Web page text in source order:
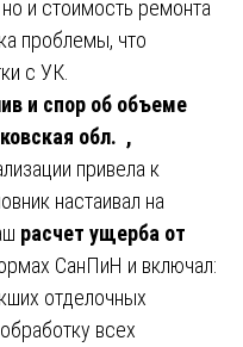
и стоимость ремонта
проблемы, что
с УК.
и спор об объеме
обл. ,
привела к
настаивал на
расчет ущерба от
СанПиН и включал:
отделочных
всех